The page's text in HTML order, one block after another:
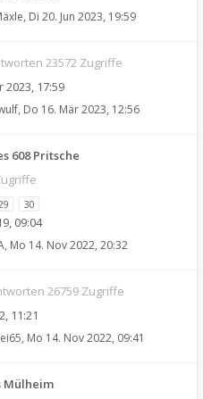
, Di 20. Jun 2023, 19:59
23572 Zugriffe
2023, 17:59
, Do 16. Mär 2023, 12:56
608 Pritsche
30
09:04
, Mo 14. Nov 2022, 20:32
26759 Zugriffe
11:21
, Mo 14. Nov 2022, 09:41
Mülheim